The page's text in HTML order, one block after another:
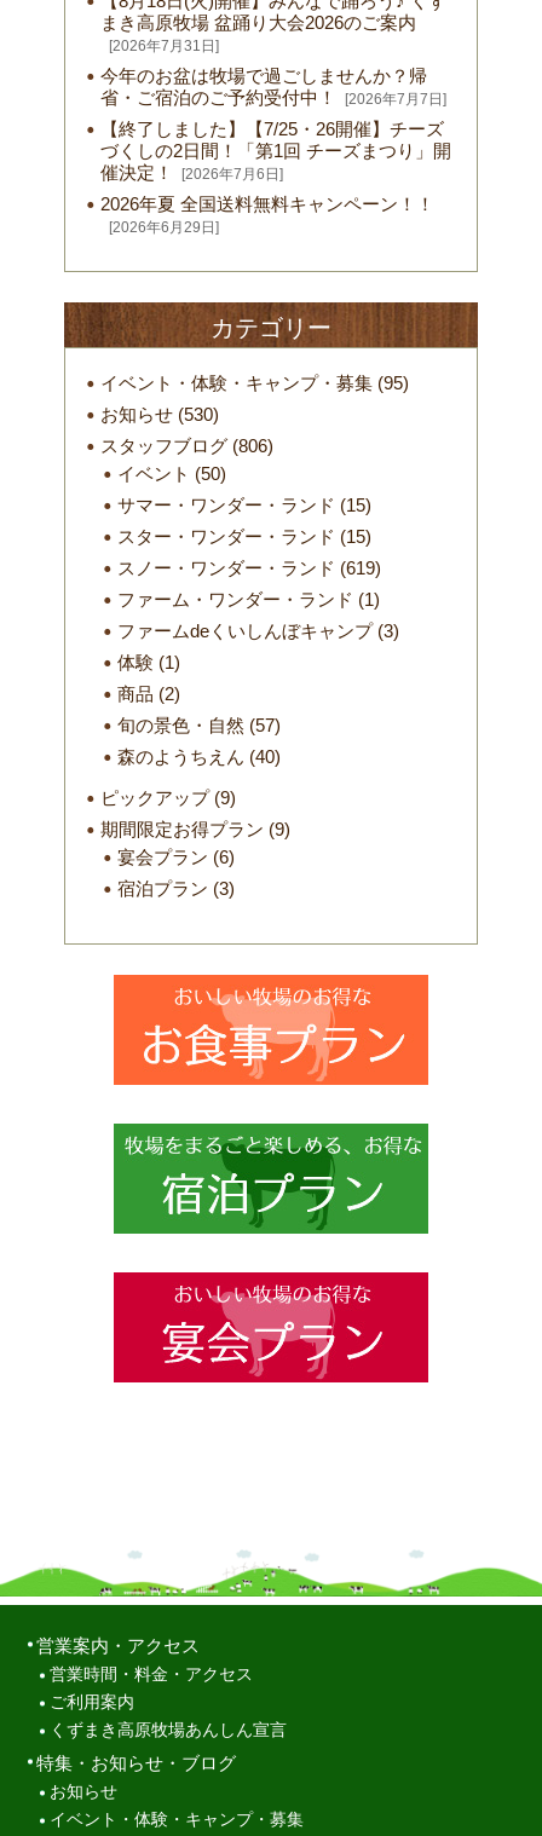
まき高原牧場 盆踊り大会2026のご案内
[2026年7月31日]
今年のお盆は牧場で過ごしませんか？帰
省・ご宿泊のご予約受付中！
[2026年7月7日]
【終了しました】【7/25・26開催】チーズ
づくしの2日間！「第1回 チーズまつり」開
催決定！
[2026年7月6日]
2026年夏 全国送料無料キャンペーン！！
[2026年6月29日]
カテゴリー
イベント・体験・キャンプ・募集(95)
お知らせ(530)
スタッフブログ(806)
イベント (50)
サマー・ワンダー・ランド (15)
スター・ワンダー・ランド (15)
スノー・ワンダー・ランド (619)
ファーム・ワンダー・ランド (1)
ファームdeくいしんぼキャンプ(3)
体験 (1)
商品 (2)
旬の景色・自然 (57)
森のようちえん (40)
ピックアップ(9)
期間限定お得プラン (9)
宴会プラン (6)
宿泊プラン (3)
営業案内・アクセス
営業時間・料金・アクセス
ご利用案内
くずまき高原牧場あんしん宣言
特集・お知らせ・ブログ
お知らせ
イベント・体験・キャンプ・募集